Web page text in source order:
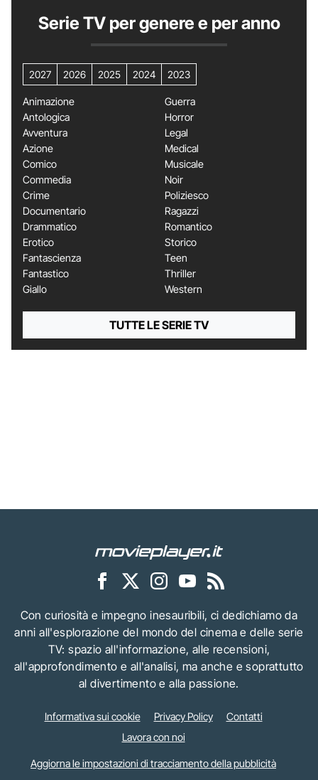
Serie TV per genere e per anno
2027 2026 2025 2024 2023
Animazione
Antologica
Avventura
Azione
Comico
Commedia
Crime
Documentario
Drammatico
Erotico
Fantascienza
Fantastico
Giallo
Guerra
Horror
Legal
Medical
Musicale
Noir
Poliziesco
Ragazzi
Romantico
Storico
Teen
Thriller
Western
TUTTE LE SERIE TV
Con curiosità e impegno inesauribili, ci dedichiamo da
anni all'esplorazione del mondo del cinema e delle serie
TV: spazio all'informazione, alle recensioni,
all'approfondimento e all'analisi, ma anche e soprattutto
al divertimento e alla passione.
Informativa sui cookie Privacy Policy
Contatti
Lavora con noi
Aggiorna le impostazioni di tracciamento della pubblicità